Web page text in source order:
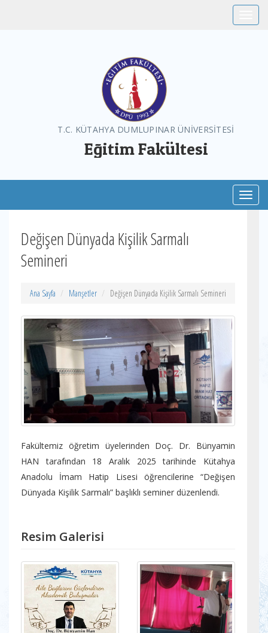
T.C. KÜTAHYA DUMLUPINAR ÜNİVERSİTESİ
Eğitim Fakültesi
Değişen Dünyada Kişilik Sarmalı
Semineri
Ana Sayfa Manşetler Değişen Dünyada Kişilik Sarmalı Semineri
Fakültemiz öğretim üyelerinden Doç. Dr. Bünyamin
HAN tarafından 18 Aralık 2025 tarihinde Kütahya
Anadolu İmam Hatip Lisesi öğrencilerine “Değişen
Dünyada Kişilik Sarmalı” başlıklı seminer düzenlendi.
Resim Galerisi